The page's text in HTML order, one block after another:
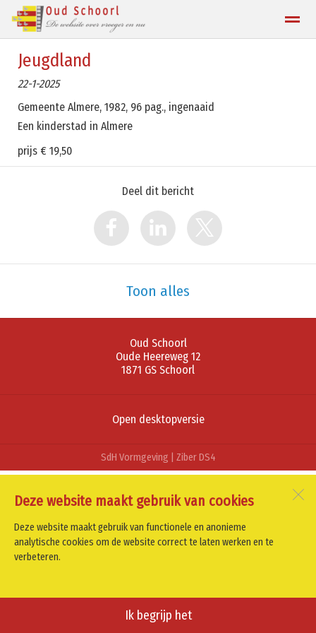
Contact
Home Zoeken Locatie
Deze website maakt gebruik van cookies
Deze website maakt gebruik van functionele en anonieme
analytische cookies om de website correct te laten werken en te
verbeteren.
Ik begrijp het
Jeugdland
22-1-2025
Gemeente Almere, 1982, 96 pag., ingenaaid
Een kinderstad in Almere
prijs € 19,50
Deel dit bericht
Toon alles
Oud Schoorl
Oude Heereweg 12
1871 GS Schoorl
Open desktopversie
SdH Vormgeving | Ziber DS4